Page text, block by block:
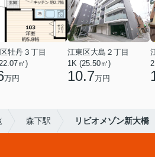
牡丹３丁目
㎡)
万円
江東区大島２丁目
1K (25.50㎡)
10.7万円
森下駅 リビオメゾン新大橋